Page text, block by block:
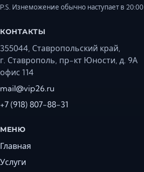
P.S. Изнеможение обычно наступает в 20:00
КОНТАКТЫ
355044, Ставропольский край,
г. Ставрополь, пр-кт Юности, д. 9А
офис 114
mail@vip26.ru
+7 (918) 807-88-31
МЕНЮ
Главная
Услуги